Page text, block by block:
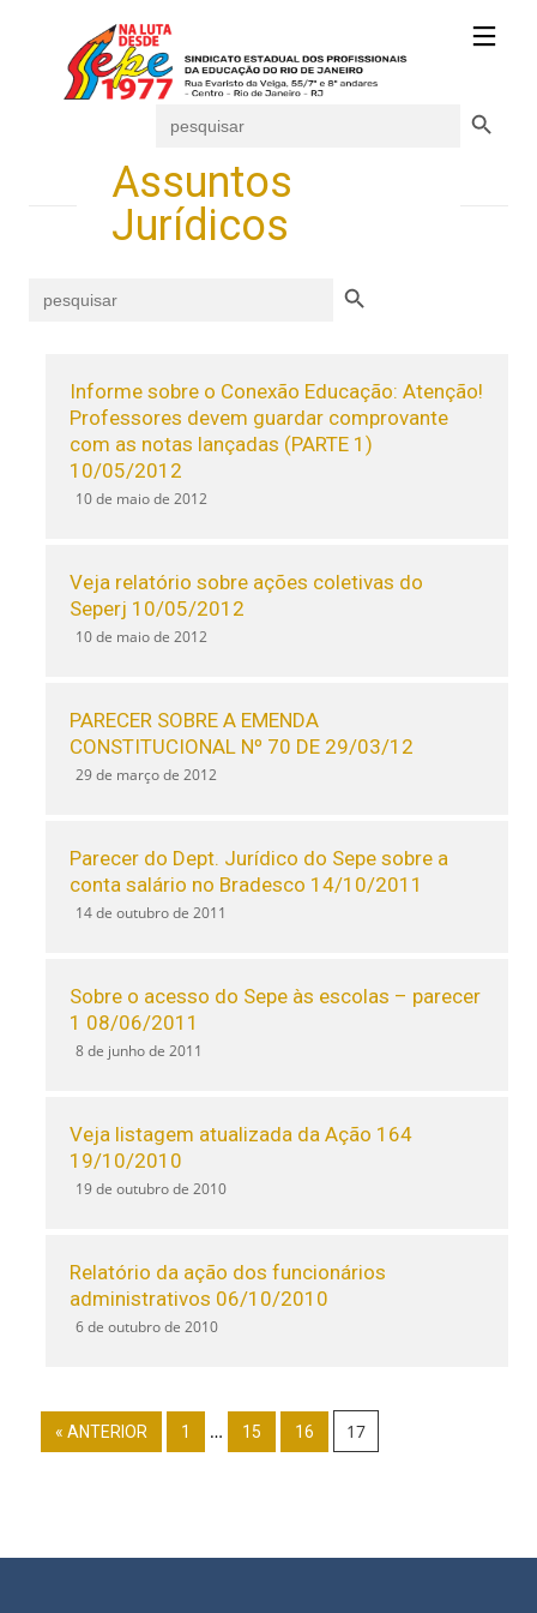
for:
Assuntos
Jurídicos
for:
Informe sobre o Conexão Educação: Atenção!
Professores devem guardar comprovante
com as notas lançadas (PARTE 1)
10/05/2012
10 de maio de 2012
Veja relatório sobre ações coletivas do
Seperj 10/05/2012
10 de maio de 2012
PARECER SOBRE A EMENDA
CONSTITUCIONAL Nº 70 DE 29/03/12
29 de março de 2012
Parecer do Dept. Jurídico do Sepe sobre a
conta salário no Bradesco 14/10/2011
14 de outubro de 2011
Sobre o acesso do Sepe às escolas – parecer
1 08/06/2011
8 de junho de 2011
Veja listagem atualizada da Ação 164
19/10/2010
19 de outubro de 2010
Relatório da ação dos funcionários
administrativos 06/10/2010
6 de outubro de 2010
« ANTERIOR 1 … 15 16 17